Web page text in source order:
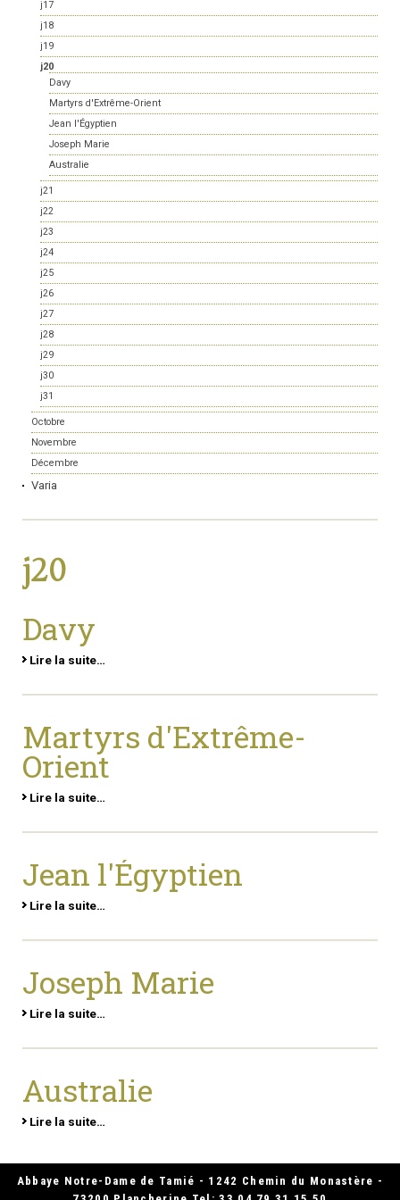
j17
j18
j19
j20
Davy
Martyrs d'Extrême-Orient
Jean l'Égyptien
Joseph Marie
Australie
j21
j22
j23
j24
j25
j26
j27
j28
j29
j30
j31
Octobre
Novembre
Décembre
Varia
j20
Davy
Lire la suite…
Martyrs d'Extrême-
Orient
Lire la suite…
Jean l'Égyptien
Lire la suite…
Joseph Marie
Lire la suite…
Australie
Lire la suite…
Abbaye Notre-Dame de Tamié - 1242 Chemin du Monastère -